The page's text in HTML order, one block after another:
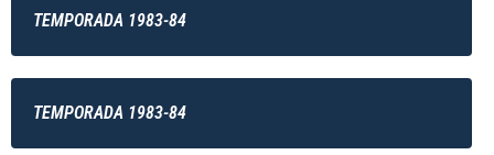
TEMPORADA 1983-84
TEMPORADA 1983-84